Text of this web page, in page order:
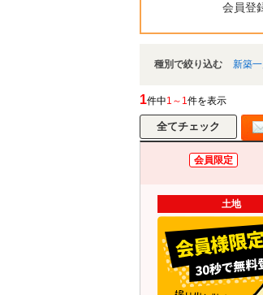
会員登
種別で絞り込む 新築
1件中1～1件を表示
会員限定 【
土地